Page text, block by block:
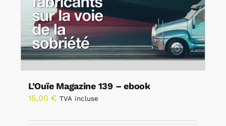
L’Ouïe Magazine 139 – ebook
15,00 € TVA incluse